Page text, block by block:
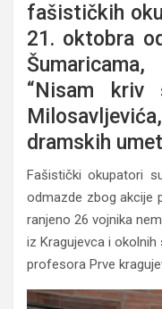
fašističkih
21. oktobra
“Nisam
dramskih
Fašistički okupatori
odmazde zbog akcije
ranjeno 26 vojnika
iz Kragujevca i
profesora Prve